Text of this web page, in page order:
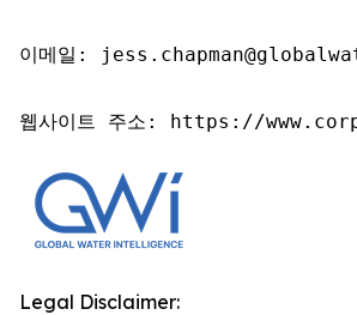
이메일:
웹사이트 주소: https://
Legal Disclaimer: